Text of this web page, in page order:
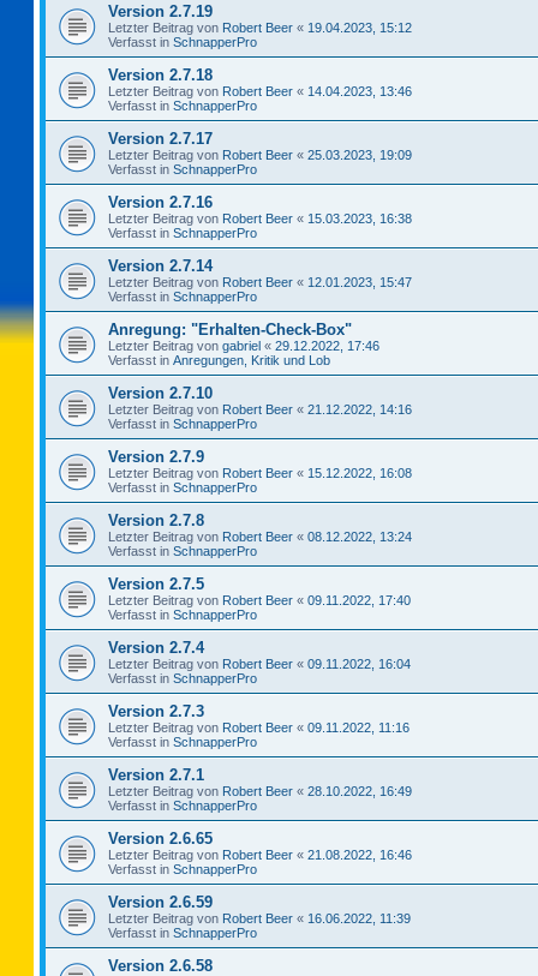
Version 2.7.19
Letzter Beitrag von Robert Beer « 19.04.2023, 15:12
Verfasst in SchnapperPro
Version 2.7.18
Letzter Beitrag von Robert Beer « 14.04.2023, 13:46
Verfasst in SchnapperPro
Version 2.7.17
Letzter Beitrag von Robert Beer « 25.03.2023, 19:09
Verfasst in SchnapperPro
Version 2.7.16
Letzter Beitrag von Robert Beer « 15.03.2023, 16:38
Verfasst in SchnapperPro
Version 2.7.14
Letzter Beitrag von Robert Beer « 12.01.2023, 15:47
Verfasst in SchnapperPro
Anregung: "Erhalten-Check-Box"
Letzter Beitrag von gabriel « 29.12.2022, 17:46
Verfasst in Anregungen, Kritik und Lob
Version 2.7.10
Letzter Beitrag von Robert Beer « 21.12.2022, 14:16
Verfasst in SchnapperPro
Version 2.7.9
Letzter Beitrag von Robert Beer « 15.12.2022, 16:08
Verfasst in SchnapperPro
Version 2.7.8
Letzter Beitrag von Robert Beer « 08.12.2022, 13:24
Verfasst in SchnapperPro
Version 2.7.5
Letzter Beitrag von Robert Beer « 09.11.2022, 17:40
Verfasst in SchnapperPro
Version 2.7.4
Letzter Beitrag von Robert Beer « 09.11.2022, 16:04
Verfasst in SchnapperPro
Version 2.7.3
Letzter Beitrag von Robert Beer « 09.11.2022, 11:16
Verfasst in SchnapperPro
Version 2.7.1
Letzter Beitrag von Robert Beer « 28.10.2022, 16:49
Verfasst in SchnapperPro
Version 2.6.65
Letzter Beitrag von Robert Beer « 21.08.2022, 16:46
Verfasst in SchnapperPro
Version 2.6.59
Letzter Beitrag von Robert Beer « 16.06.2022, 11:39
Verfasst in SchnapperPro
Version 2.6.58